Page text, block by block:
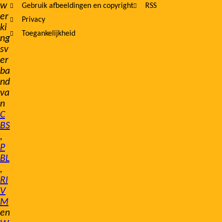
w
er
ki
ng
sv
er
ba
nd
va
n
C
BS
,
P
BL
,
RI
V
M
en
Gebruik afbeeldingen en copyright
Privacy
Toegankelijkheid
RSS